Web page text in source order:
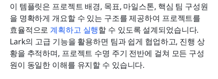
이 템플릿은 프로젝트 배경, 목표, 마일스톤, 핵심 팀 구성원
을 명확하게 개요할 수 있는 구조를 제공하여 프로젝트를
효율적으로 계획하고 실행할 수 있도록 설계되었습니다.
Lark의 고급 기능을 활용하면 팀과 쉽게 협업하고, 진행 상
황을 추적하며, 프로젝트 수명 주기 전반에 걸쳐 모든 구성
원이 동일한 이해를 유지할 수 있습니다.